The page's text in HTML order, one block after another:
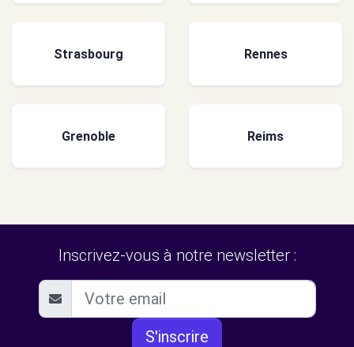
Strasbourg Rennes
Grenoble Reims
Inscrivez-vous à notre newsletter :
S'inscrire